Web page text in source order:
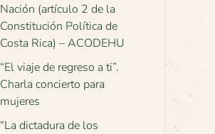
Nación (artículo 2 de la
Constitución Política de
Costa Rica) – ACODEHU
“El viaje de regreso a ti”.
Charla concierto para
mujeres
“La dictadura de los